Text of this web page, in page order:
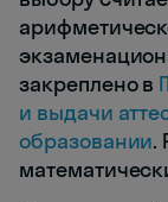
закреплено в
и выдачи
образовании.